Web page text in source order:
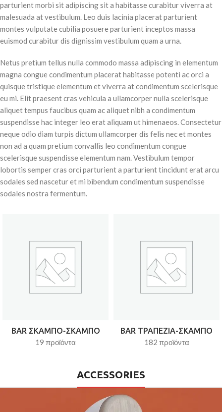
parturient morbi sit adipiscing sit a habitasse curabitur viverra at
malesuada at vestibulum. Leo duis lacinia placerat parturient
montes vulputate cubilia posuere parturient inceptos massa
euismod curabitur dis dignissim vestibulum quam a urna.
Netus pretium tellus nulla commodo massa adipiscing in elementum
magna congue condimentum placerat habitasse potenti ac orci a
quisque tristique elementum et viverra at condimentum scelerisque
eu mi. Elit praesent cras vehicula a ullamcorper nulla scelerisque
aliquet tempus faucibus quam ac aliquet nibh a condimentum
suspendisse hac integer leo erat aliquam ut himenaeos. Consectetur
neque odio diam turpis dictum ullamcorper dis felis nec et montes
non ad a quam pretium convallis leo condimentum congue
scelerisque suspendisse elementum nam. Vestibulum tempor
lobortis semper cras orci parturient a parturient tincidunt erat arcu
sodales sed nascetur et mi bibendum condimentum suspendisse
sodales nostra fermentum.
BAR ΣΚΑΜΠΟ-ΣΚΑΜΠΟ
19 προϊόντα
BAR ΤΡΑΠΕΖΙΑ-ΣΚΑΜΠΟ
182 προϊόντα
ACCESSORIES